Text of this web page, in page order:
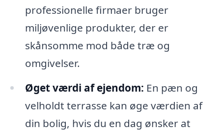
professionelle firmaer bruger
miljøvenlige produkter, der er
skånsomme mod både træ og
omgivelser.
Øget værdi af ejendom: En pæn og
velholdt terrasse kan øge værdien af
din bolig, hvis du en dag ønsker at